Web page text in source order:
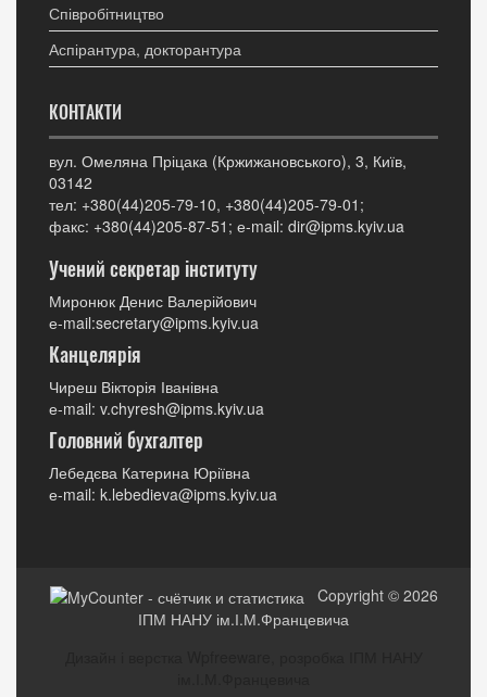
Співробітництво
Аспірантура, докторантура
КОНТАКТИ
вул. Омеляна Пріцака (Кржижановського), 3, Київ,
03142
тел: +380(44)205-79-10, +380(44)205-79-01;
факс: +380(44)205-87-51; е-mail: dir@ipms.kyiv.ua
Учений секретар інституту
Миронюк Денис Валерійович
е-mail:secretary@ipms.kyiv.ua
Канцелярія
Чиреш Вікторія Іванівна
е-mail: v.chyresh@ipms.kyiv.ua
Головний бухгалтер
Лебедєва Катерина Юріївна
е-mail: k.lebedieva@ipms.kyiv.ua
Copyright © 2026
ІПМ НАНУ ім.І.М.Францевича